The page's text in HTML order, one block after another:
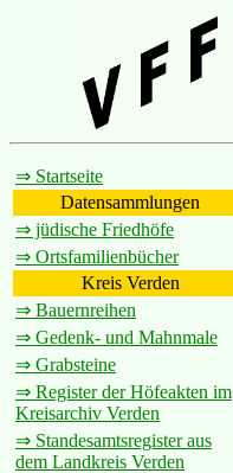
⇒ Startseite
Datensammlungen
⇒ jüdische Friedhöfe
⇒ Ortsfamilienbücher
Kreis Verden
⇒ Bauernreihen
⇒ Gedenk- und Mahnmale
⇒ Grabsteine
⇒ Register der Höfeakten im
Kreisarchiv Verden
⇒ Standesamtsregister aus
dem Landkreis Verden